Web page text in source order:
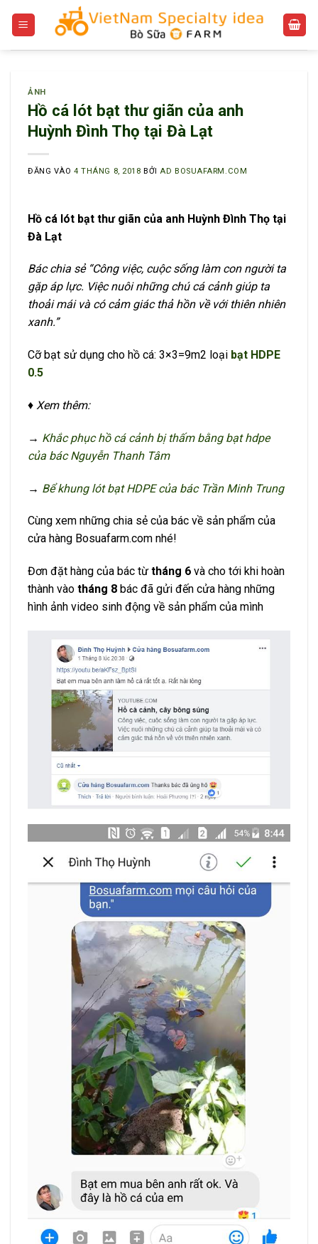
ẢNH
Hồ cá lót bạt thư giãn của anh
Huỳnh Đình Thọ tại Đà Lạt
ĐĂNG VÀO4 THÁNG 8, 2018 BỞI AD BOSUAFARM.COM
Hồ cá lót bạt thư giãn của anh Huỳnh Đình Thọ tại
Đà Lạt
Bác chia sẻ “Công việc, cuộc sống làm con người ta
gặp áp lực. Việc nuôi những chú cá cảnh giúp ta
thoải mái và có cảm giác thả hồn về với thiên nhiên
xanh.”
Cỡ bạt sử dụng cho hồ cá: 3×3=9m2 loại bạt HDPE
0.5
♦ Xem thêm:
→ Khắc phục hồ cá cảnh bị thấm bằng bạt hdpe
của bác Nguyễn Thanh Tâm
→ Bể khung lót bạt HDPE của bác Trần Minh Trung
Cùng xem những chia sẻ của bác về sản phẩm của
cửa hàng Bosuafarm.com nhé!
Đơn đặt hàng của bác từ tháng 6 và cho tới khi hoàn
thành vào tháng 8 bác đã gửi đến cửa hàng những
hình ảnh video sinh động về sản phẩm của mình